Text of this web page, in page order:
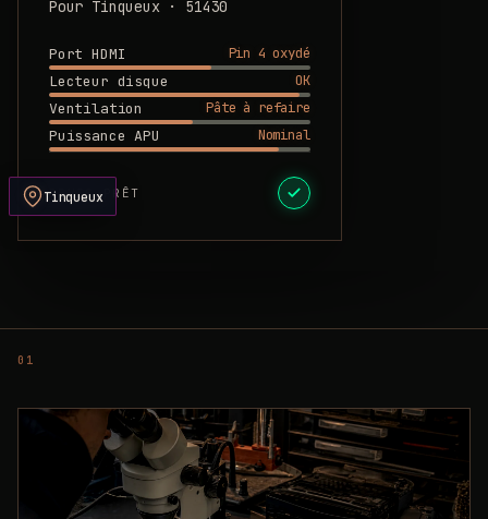
Pour Tinqueux · 51430
Port HDMI
Pin 4 oxydé
Lecteur disque
OK
Ventilation
Pâte à refaire
Puissance APU
Nominal
DEVIS PRÊT
Tinqueux